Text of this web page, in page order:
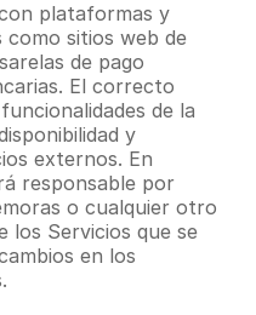
plataformas y
sitios web de
de pago
El correcto
de la
y
externos. En
responsable por
o cualquier otro
los Servicios que se
en los